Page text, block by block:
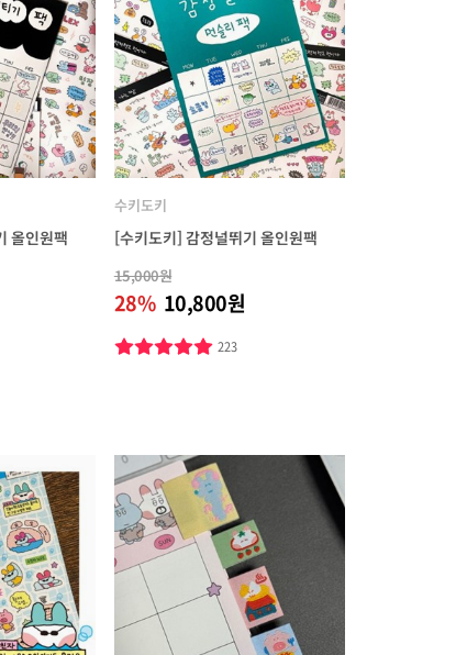
올인원팩
수키도키
[수키도키] 감정널뛰기 올인원팩
15,000원
28% 10,800원
223